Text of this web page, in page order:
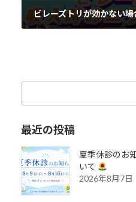
ビレーズトリが効かない
最近の投稿
夏季休診のお
いて
2026年8月7日